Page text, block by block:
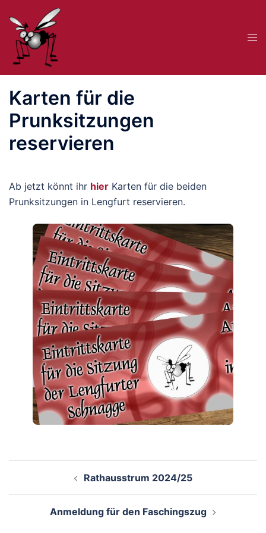
Inhalt
springen
Karten für die
Prunksitzungen
reservieren
Ab jetzt könnt ihr hier Karten für die beiden
Prunksitzungen in Lengfurt reservieren.
Rathausstrum 2024/25
Anmeldung für den Faschingszug